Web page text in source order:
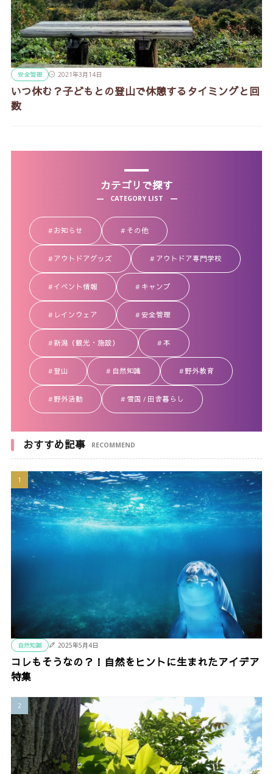
安全管理 2021年3月14日
いつ休む？子どもとの登山で休憩するタイミングと回
数
カテゴリで探す
CATEGORY LIST
お知らせ その他
アウトドアグッズ アウトドア専門学校
イベント情報 キャンプ
レインウェア 安全管理
新潟（観光・施設） 本
登山 自然知識 野外教育
野外活動 雪国 / 田舎暮らし
おすすめ記事 RECOMMEND
自然知識 2025年5月4日
コレもそうなの？！自然をヒントに生まれたアイデア
特集